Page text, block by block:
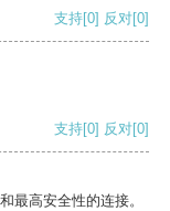
支持[0] 反对[0]
支持[0] 反对[0]
最高安全性的连接。